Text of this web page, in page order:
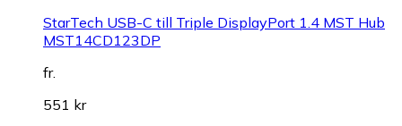
StarTech USB-C till Triple DisplayPort 1.4 MST Hub
MST14CD123DP
fr.
551 kr